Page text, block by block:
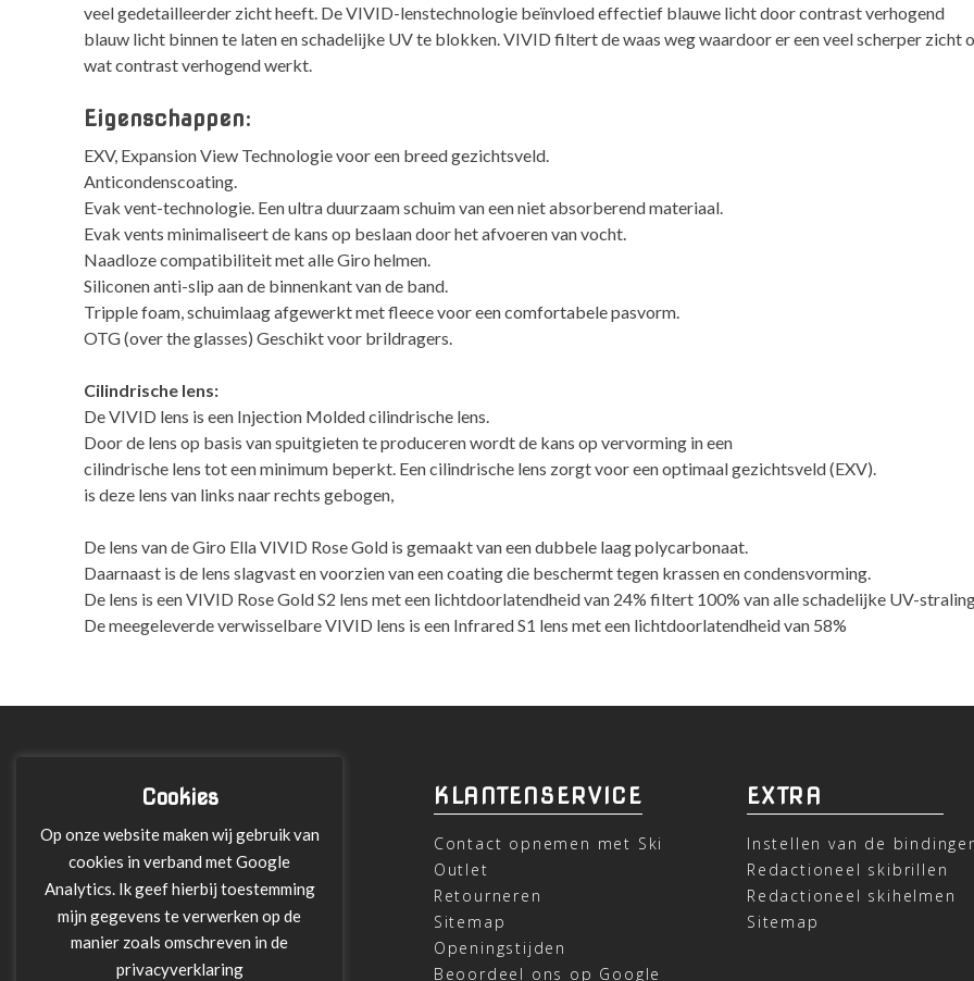
veel gedetailleerder zicht heeft. De VIVID-lenstechnologie beïnvloed effectief blauwe licht door contrast verhogend
blauw licht binnen te laten en schadelijke UV te blokken. VIVID filtert de waas weg waardoor er een veel scherper zicht
wat contrast verhogend werkt.
Eigenschappen:
EXV, Expansion View Technologie voor een breed gezichtsveld.
Anticondenscoating.
Evak vent-technologie. Een ultra duurzaam schuim van een niet absorberend materiaal.
Evak vents minimaliseert de kans op beslaan door het afvoeren van vocht.
Naadloze compatibiliteit met alle Giro helmen.
Siliconen anti-slip aan de binnenkant van de band.
Tripple foam, schuimlaag afgewerkt met fleece voor een comfortabele pasvorm.
OTG (over the glasses) Geschikt voor brildragers.
Cilindrische lens:
De VIVID lens is een Injection Molded cilindrische lens.
Door de lens op basis van spuitgieten te produceren wordt de kans op vervorming in een
cilindrische lens tot een minimum beperkt. Een cilindrische lens zorgt voor een optimaal gezichtsveld (EXV).
is deze lens van links naar rechts gebogen,
De lens van de Giro Ella VIVID Rose Gold is gemaakt van een dubbele laag polycarbonaat.
Daarnaast is de lens slagvast en voorzien van een coating die beschermt tegen krassen en condensvorming.
De lens is een VIVID Rose Gold S2 lens met een lichtdoorlatendheid van 24% filtert 100% van alle schadelijke UV-
De meegeleverde verwisselbare VIVID lens is een Infrared S1 lens met een lichtdoorlatendheid van 58%
INFORMATIE
Over ons
Leveringen
Betalen met Klarna
Algemene Voorwaarden
Verzending
Privacy verklaring
KLANTENSERVICE
Contact opnemen met Ski
Outlet
Retourneren
Sitemap
Openingstijden
Beoordeel ons op Google
EXTRA
Instellen van de
Redactioneel skibrillen
Redactioneel skihelmen
Sitemap
Cookies
Op onze website maken wij gebruik van
cookies in verband met Google
Analytics. Ik geef hierbij toestemming
mijn gegevens te verwerken op de
manier zoals omschreven in de
privacyverklaring